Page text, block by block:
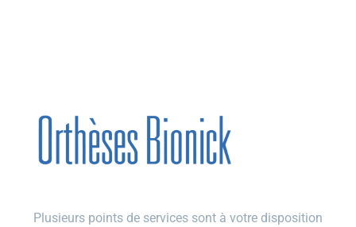
Plusieurs points de services sont à votre disposition